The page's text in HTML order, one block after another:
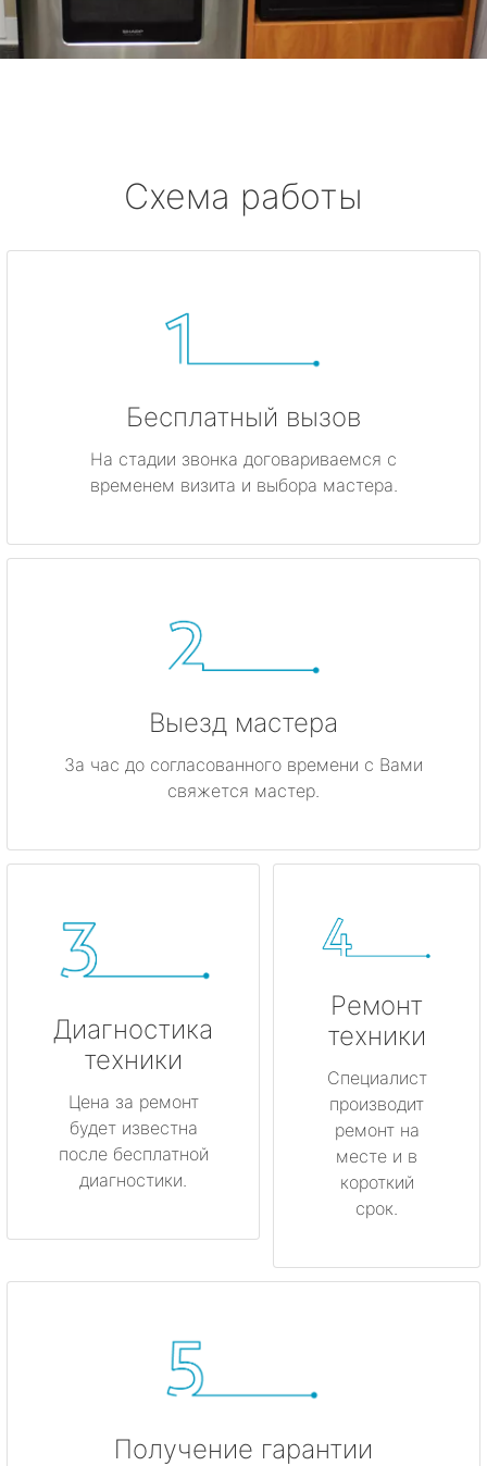
Схема работы
Бесплатный вызов
На стадии звонка договариваемся с
временем визита и выбора мастера.
Выезд мастера
За час до согласованного времени с Вами
свяжется мастер.
Диагностика
техники
Цена за ремонт
будет известна
после бесплатной
диагностики.
Ремонт
техники
Специалист
производит
ремонт на
месте и в
короткий
срок.
Получение гарантии